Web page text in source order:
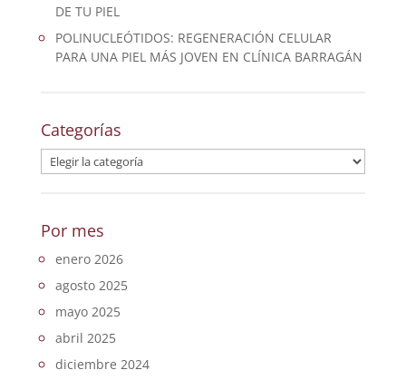
DE TU PIEL
POLINUCLEÓTIDOS: REGENERACIÓN CELULAR
PARA UNA PIEL MÁS JOVEN EN CLÍNICA BARRAGÁN
Categorías
Categorías
Por mes
enero 2026
agosto 2025
mayo 2025
abril 2025
diciembre 2024